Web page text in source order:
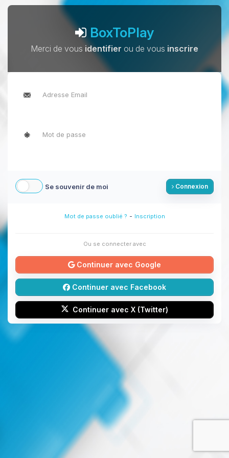
BoxToPlay
Merci de vous identifier ou de vous inscrire
Se souvenir de moi Connexion
Mot de passe oublié ? - Inscription
Ou se connecter avec
Continuer avec Google
Continuer avec Facebook
Continuer avec X (Twitter)